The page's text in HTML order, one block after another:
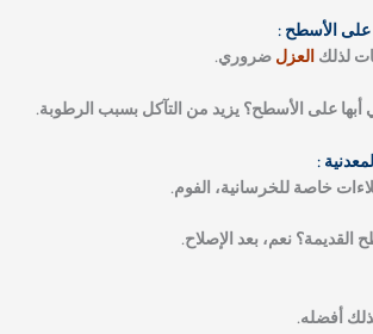
على الأسطح :
لذلكالعزلضروري.
على الأسطح؟يزيد من التآكل بسبب الرطوبة.
:
خاصة للخرسانية، الفوم.
القديمة؟نعم، بعد الإصلاح.
أفضله.